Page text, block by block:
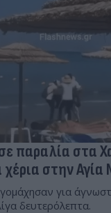
παραλία στα
στην Αγία
για
δευτερόλεπτα.